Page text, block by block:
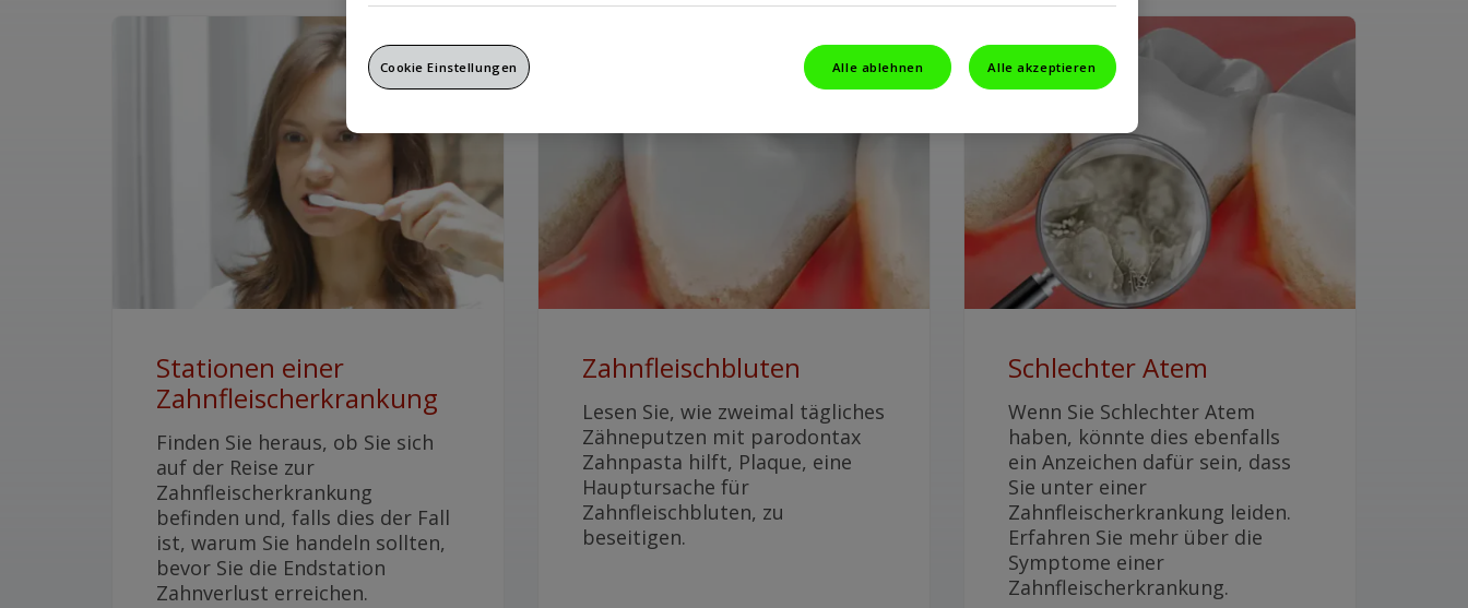
Stationen einer
Zahnfleischerkrankung
Finden Sie heraus, ob Sie sich
auf der Reise zur
Zahnfleischerkrankung
befinden und, falls dies der Fall
ist, warum Sie handeln sollten,
bevor Sie die Endstation
Zahnverlust erreichen.
Zahnfleischbluten
Lesen Sie, wie zweimal tägliches
Zähneputzen mit parodontax
Zahnpasta hilft, Plaque, eine
Hauptursache für
Zahnfleischbluten, zu
beseitigen.
Schlechter Atem
Wenn Sie Schlechter Atem
haben, könnte dies ebenfalls
ein Anzeichen dafür sein, dass
Sie unter einer
Zahnfleischerkrankung leiden.
Erfahren Sie mehr über die
Symptome einer
Zahnfleischerkrankung.
Alle ablehnen Alle akzeptieren
Cookie Einstellungen